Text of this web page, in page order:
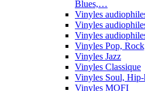
Blues,…
Vinyles
Vinyles
Vinyles
Vinyles Pop,
Vinyles Jazz
Vinyles Classique
Vinyles Soul,
Vinyles MOFI